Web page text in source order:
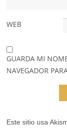
WEB
GUARDA MI
NAVEGADOR
Este sitio usa